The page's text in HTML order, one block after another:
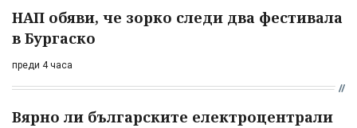
НАП обяви, че зорко следи два фестивала
в Бургаско
преди 4 часа
Вярно ли българските електроцентрали